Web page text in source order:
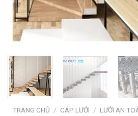
TRANG CHỦ / CÁP LƯỚI / LƯỚI AN